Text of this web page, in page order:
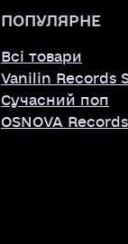
ПОПУЛЯРНЕ
Всі товари
Vanilin Records
Сучасний поп
OSNOVA Records